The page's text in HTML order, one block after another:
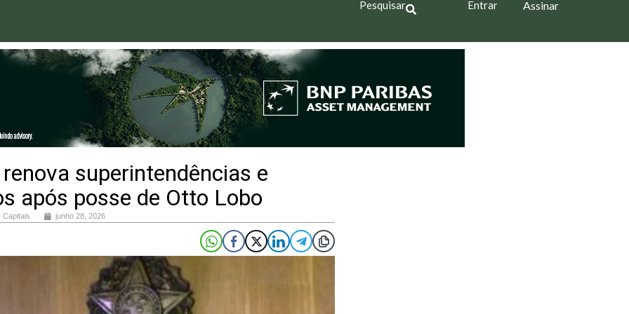
Pesquisar Entrar Assinar
superintendências e
após posse de Otto Lobo
Capitais junho 28, 2026